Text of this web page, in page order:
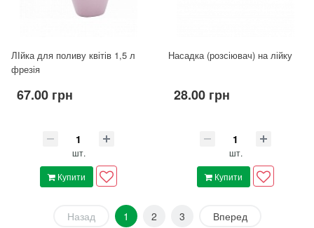
ЛІйка для поливу квітів 1,5 л
фрезія
67.00 грн
шт.
Купити
Насадка (розсіювач) на лійку
28.00 грн
шт.
Купити
Назад 1 2 3 Вперед